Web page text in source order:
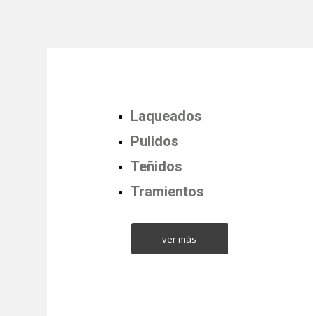
Laqueados
Pulidos
Teñidos
Tramientos
ver más